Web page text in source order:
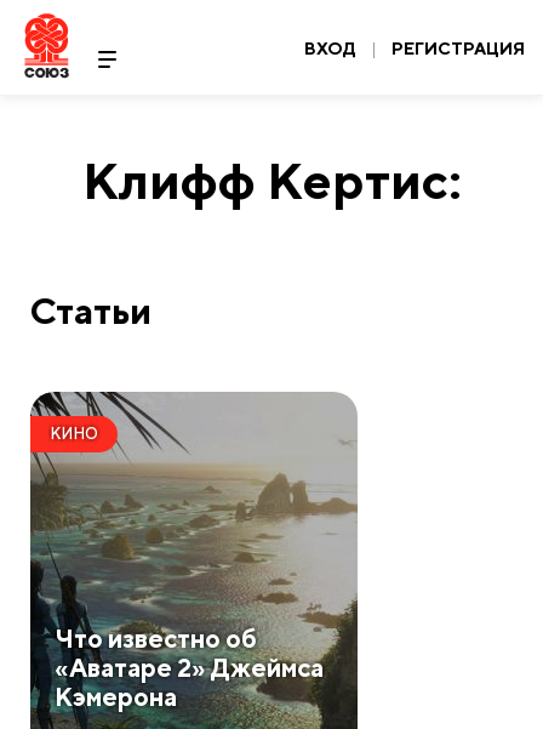
ВХОД | РЕГИСТРАЦИЯ
Клифф Кертис:
Статьи
КИНО
​Что известно об
«Аватаре 2» Джеймса
Кэмерона